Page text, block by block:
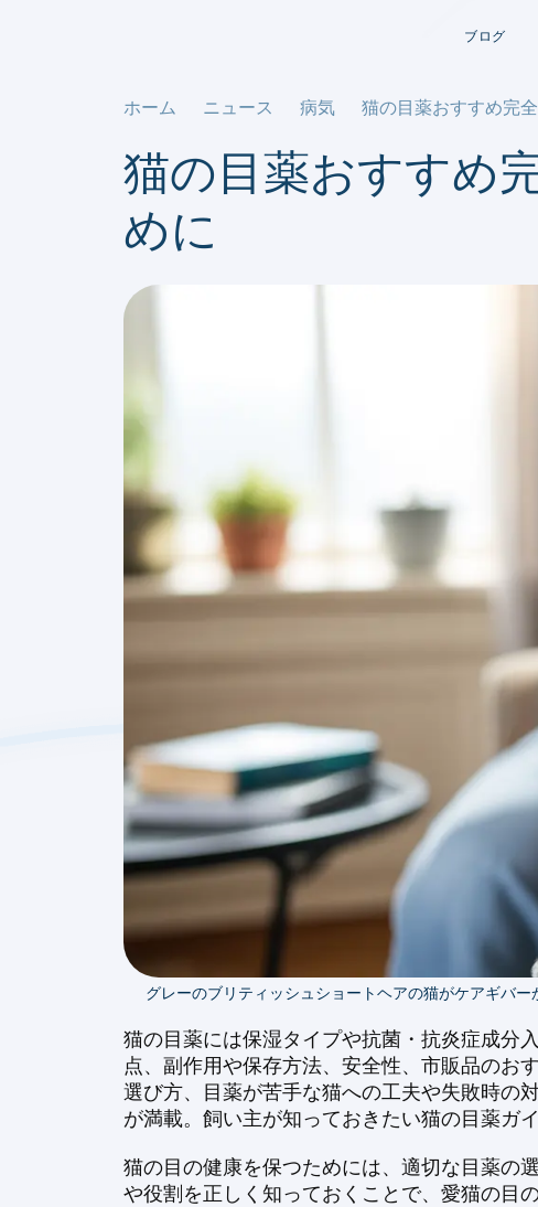
ブログ
ホーム ニュース 病気 猫の目薬おすすめ完
猫の目薬おすすめ
めに
グレーのブリティッシュショートヘアの猫がケアギバ
猫の目薬には保湿タイプや抗菌・抗炎症成分
点、副作用や保存方法、安全性、市販品のお
選び方、目薬が苦手な猫への工夫や失敗時の
が満載。飼い主が知っておきたい猫の目薬ガイ
猫の目の健康を保つためには、適切な目薬の
や役割を正しく知っておくことで、愛猫の目